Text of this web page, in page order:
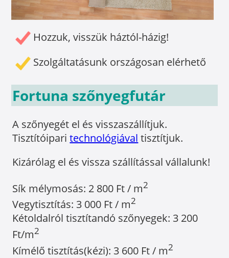
Hozzuk, visszük háztól-házig!
Szolgáltatásunk országosan elérhető
Fortuna szőnyegfutár
A szőnyegét el és visszaszállítjuk.
Tisztítóiparitechnológiával tisztítjuk.
Kizárólag el és vissza szállítással vállalunk!
Sík mélymosás: 2 800 Ft / m2
Vegytisztítás: 3 000 Ft / m2
Kétoldalról tisztítandó szőnyegek: 3 200
Ft/m2
Kímélő tisztítás(kézi): 3 600 Ft / m2